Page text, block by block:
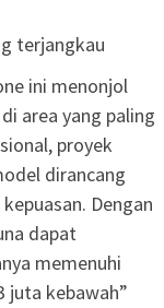
terjangkau
ini menonjol
area yang paling
proyek
dirancang
Dengan
dapat
memenuhi
juta kebawah”